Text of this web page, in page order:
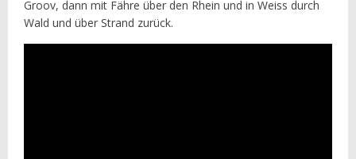
Groov, dann mit Fähre über den Rhein und in Weiss durch
Wald und über Strand zurück.